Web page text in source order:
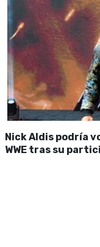
Nick Aldis podría
WWE tras su